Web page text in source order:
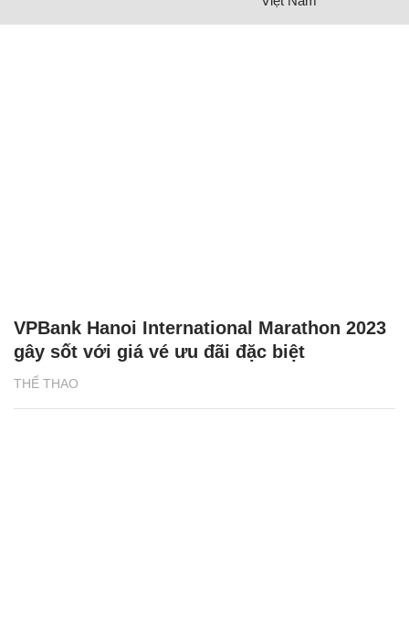
THỂ THAO
VPBank Hanoi International Marathon 2023
gây sốt với giá vé ưu đãi đặc biệt